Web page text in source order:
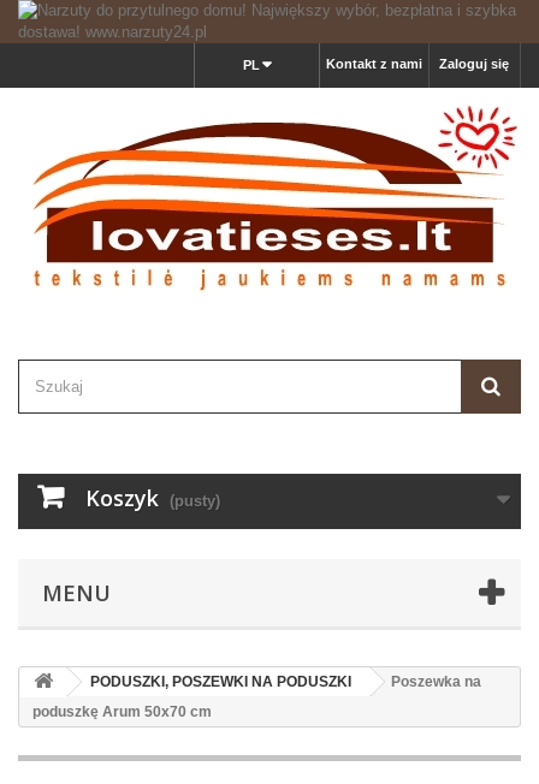
Zaloguj się
Kontakt z nami
PL
Koszyk (pusty)
MENU
PODUSZKI, POSZEWKI NA PODUSZKI
Poszewka na
poduszkę Arum 50x70 cm